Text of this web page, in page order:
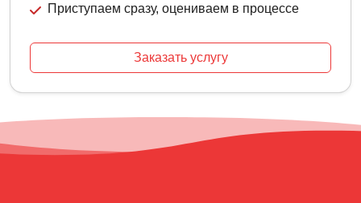
Приступаем сразу, оцениваем в процессе
Заказать услугу